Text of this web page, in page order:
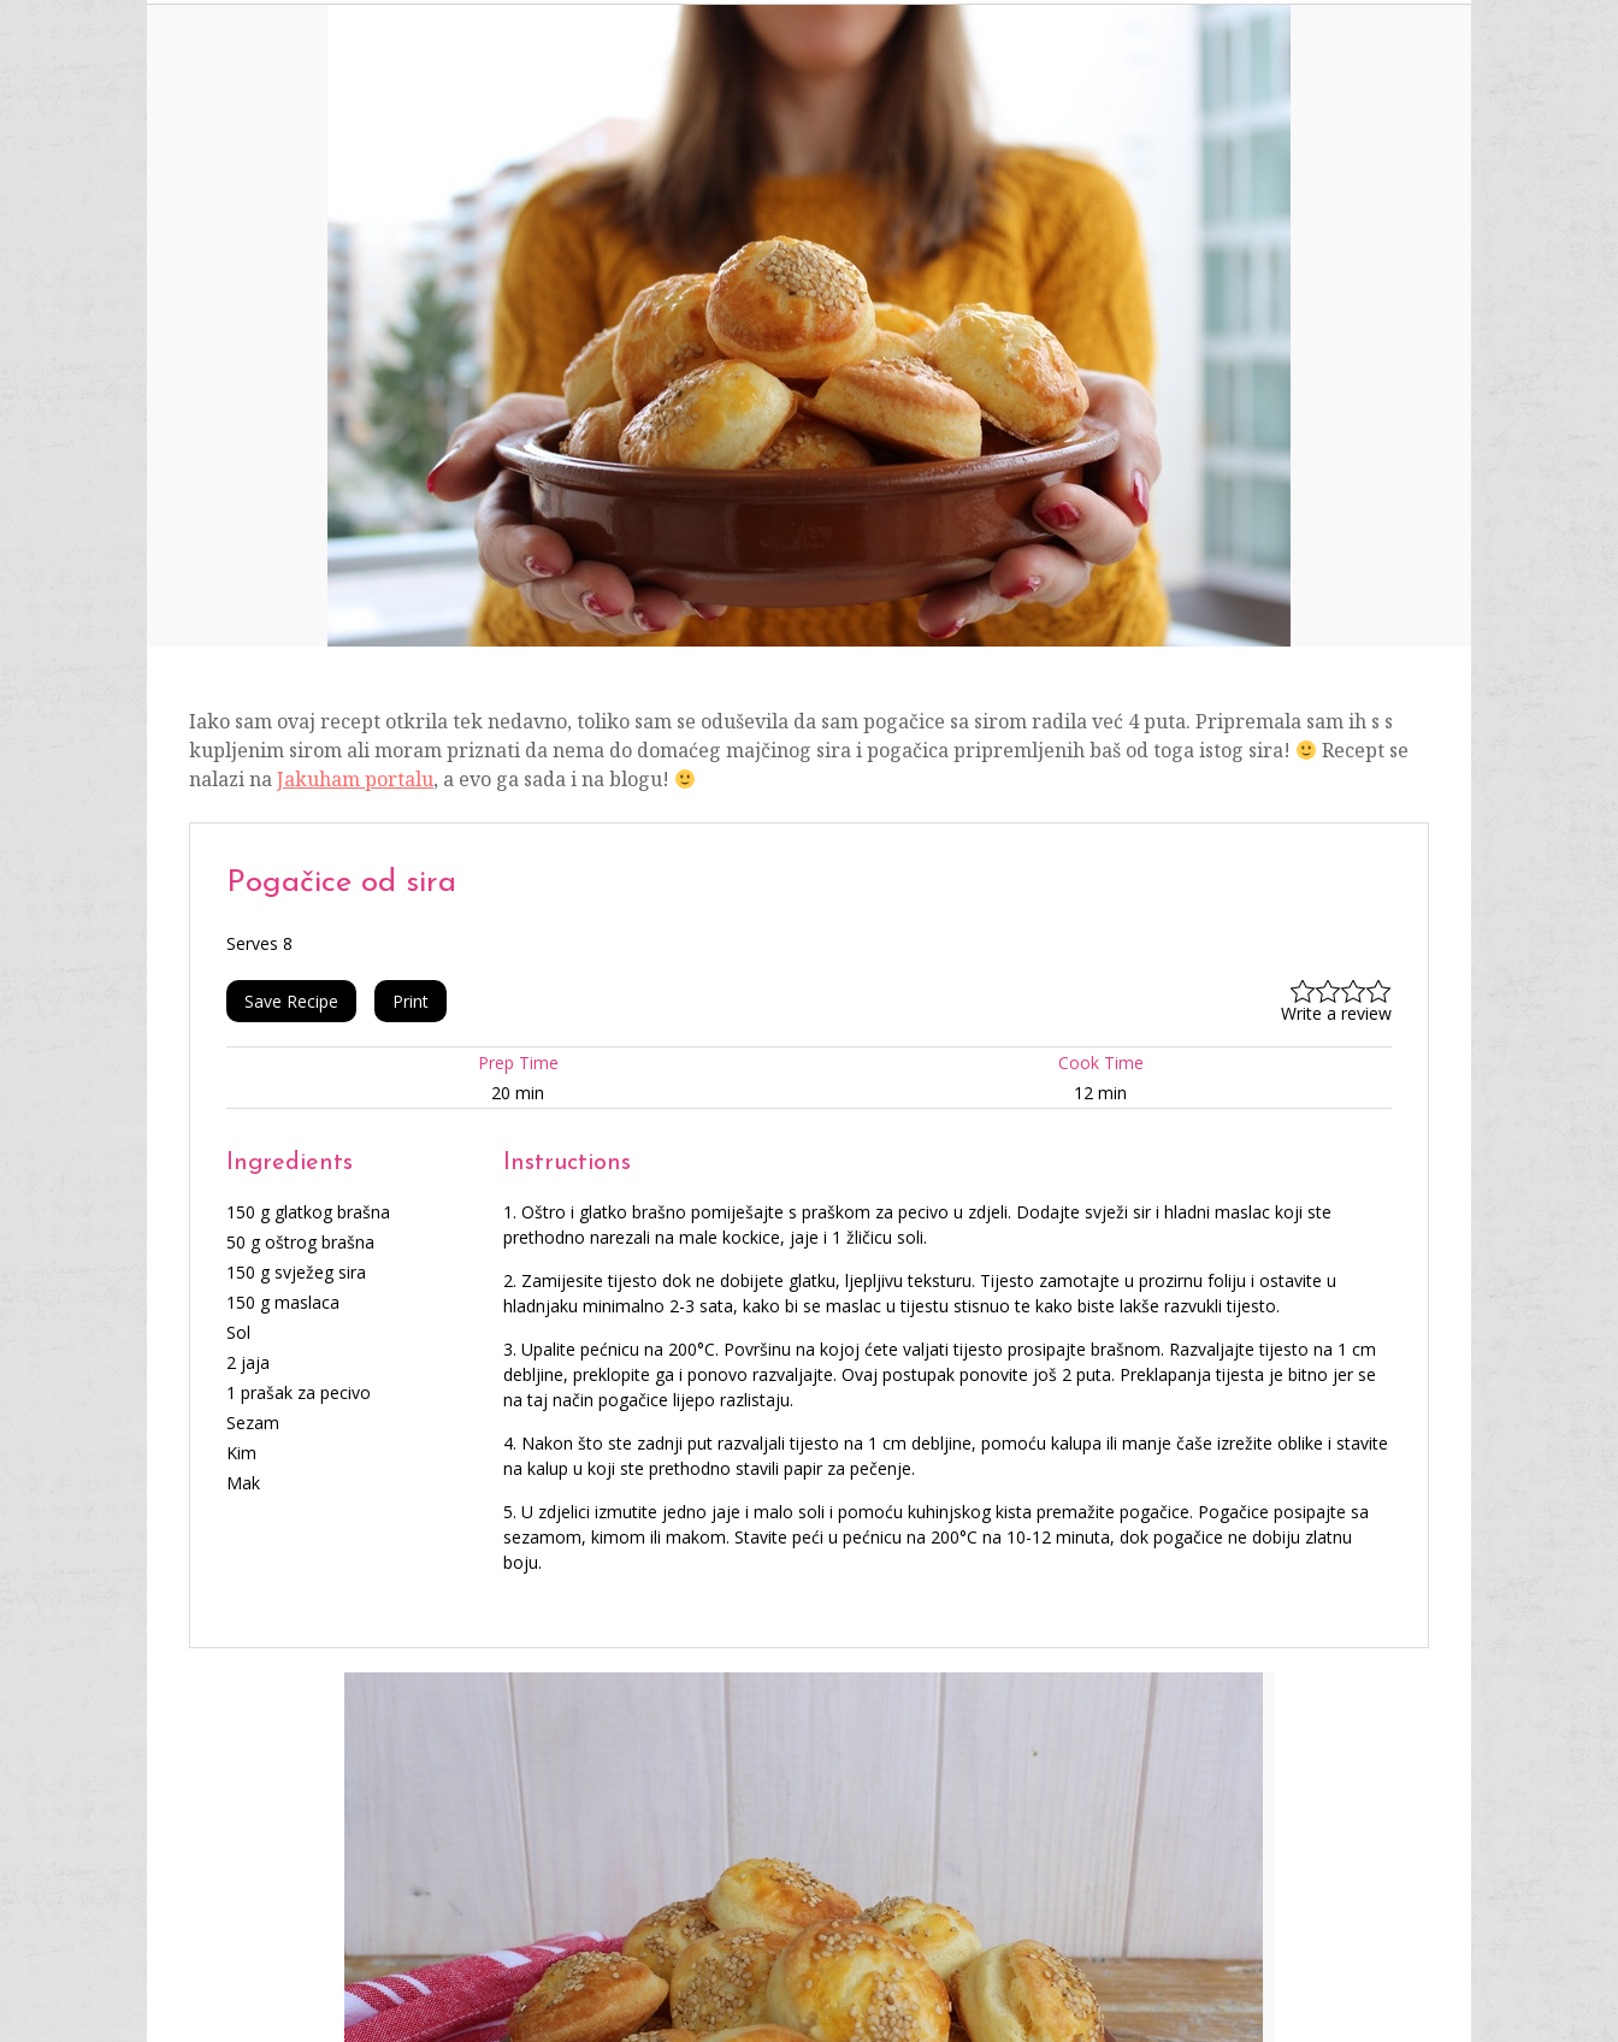
Uskršnji cupcakes
Iako sam ovaj recept otkrila tek nedavno, toliko sam se oduševila da sam pogačice sa sirom radila već 4 puta. Pripremala sam ih s s
kupljenim sirom ali moram priznati da nema do domaćeg majčinog sira i pogačica pripremljenih baš od toga istog sira!
Recept se
nalazi naJakuham portalu, a evo ga sada i na blogu!
Pogačice od sira
Serves 8
Write a review
Save Recipe Print
Prep Time
20 min
Cook Time
12 min
Ingredients
150 g glatkog brašna
50 g oštrog brašna
150 g svježeg sira
150 g maslaca
Sol
2 jaja
1 prašak za pecivo
Sezam
Kim
Mak
Instructions
Oštro i glatko brašno pomiješajte s praškom za pecivo u zdjeli. Dodajte svježi sir i hladni maslac koji ste
prethodno narezali na male kockice, jaje i 1 žličicu soli.
Zamijesite tijesto dok ne dobijete glatku, ljepljivu teksturu. Tijesto zamotajte u prozirnu foliju i ostavite u
hladnjaku minimalno 2-3 sata, kako bi se maslac u tijestu stisnuo te kako biste lakše razvukli tijesto.
Upalite pećnicu na 200°C. Površinu na kojoj ćete valjati tijesto prosipajte brašnom. Razvaljajte tijesto na 1 cm
debljine, preklopite ga i ponovo razvaljajte. Ovaj postupak ponovite još 2 puta. Preklapanja tijesta je bitno jer se
na taj način pogačice lijepo razlistaju.
Nakon što ste zadnji put razvaljali tijesto na 1 cm debljine, pomoću kalupa ili manje čaše izrežite oblike i stavite
na kalup u koji ste prethodno stavili papir za pečenje.
U zdjelici izmutite jedno jaje i malo soli i pomoću kuhinjskog kista premažite pogačice. Pogačice posipajte sa
sezamom, kimom ili makom. Stavite peći u pećnicu na 200°C na 10-12 minuta, dok pogačice ne dobiju zlatnu
boju.